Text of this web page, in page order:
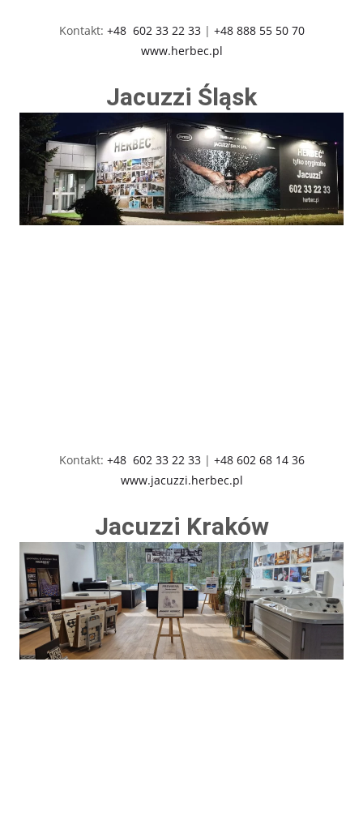
Kontakt: +48 602 33 22 33| +48 888 55 50 70
www.herbec.pl
Jacuzzi Śląsk
Kontakt: +48 602 33 22 33| +48 602 68 14 36
www.jacuzzi.herbec.pl
Jacuzzi Kraków